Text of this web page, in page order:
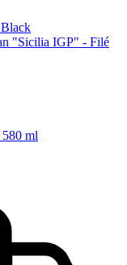
"Sicilia IGP" - Filé
ml